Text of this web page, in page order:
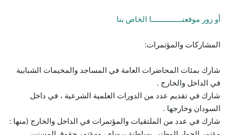
أو زور موقعنـــــــــــــــا الخاص بنا
المشاركات والمؤتمرات:
شارك بمئات المحاضرات العامة في المساجد والمخيمات الشبابية
في الداخل والخارج .
شارك في تقديم عدد من الدورات العلمية الشرعية ، في داخل
السودان وخارجها .
شارك في عدد من الملتقيات والمؤتمرات في الداخل والخارج (منها :